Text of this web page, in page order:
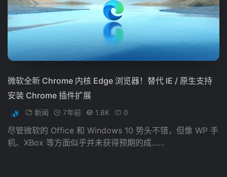
微软全新 Chrome 内核 Edge 浏览器！替代 IE / 原生支持
安装 Chrome 插件扩展
新闻 7年前 1.8K 0
尽管微软的 Office 和 Windows 10 势头不错，但像 WP 手
机、XBox 等方面似乎并未获得预期的成……